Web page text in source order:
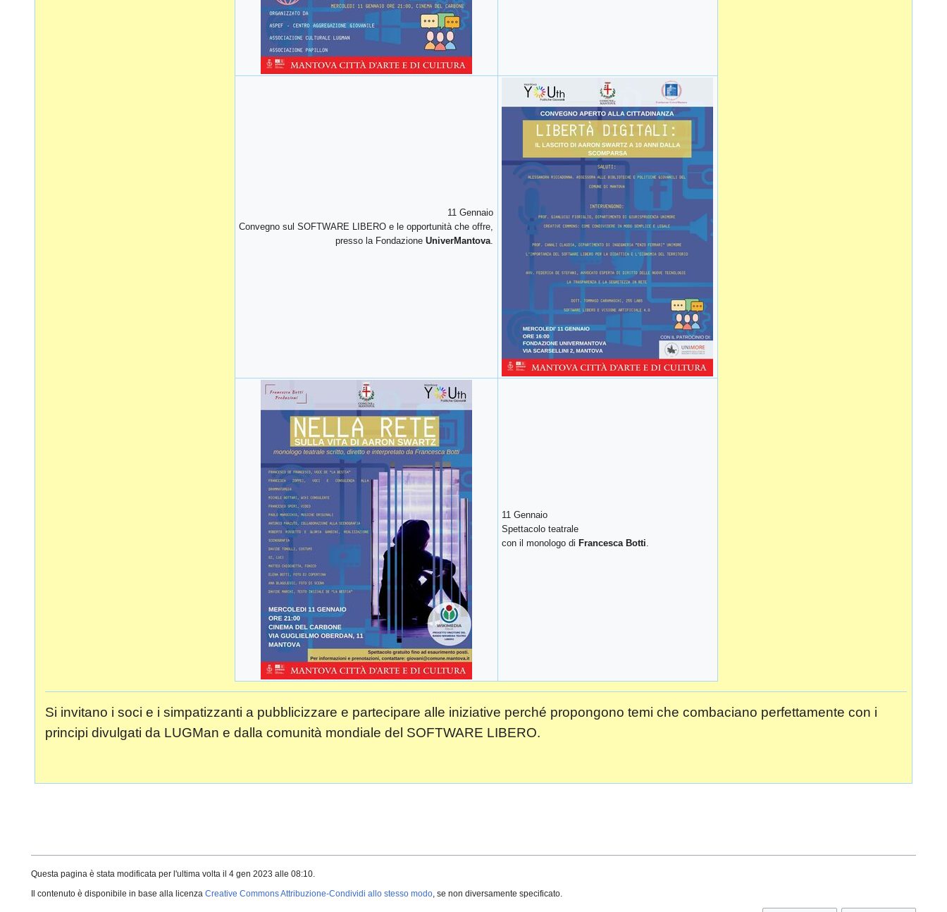
11 Gennaio
Convegno sul SOFTWARE LIBERO e le opportunità che offre,
presso la FondazioneUniverMantova
11 Gennaio
Spettacolo teatrale
con il monologo di Francesca Botti
Si invitano i soci e i simpatizzanti a pubblicizzare e partecipare alle iniziative perché propongono temi che combaciano perfettamente con i
principi divulgati da LUGMan e dalla comunità mondiale del SOFTWARE LIBERO.
Questa pagina è stata modificata per l'ultima volta il 4 gen 2023 alle 08:10.
Il contenuto è disponibile in base alla licenza Creative Commons Attribuzione-Condividi allo stesso modo, se non diversamente specificato.